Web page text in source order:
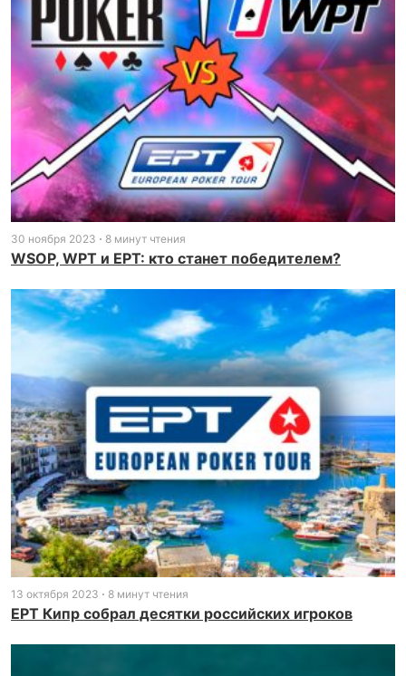
30 ноября 2023 8 минут чтения
WSOP, WPT и EPT: кто станет победителем?
13 октября 2023 8 минут чтения
EPT Кипр собрал десятки российских игроков